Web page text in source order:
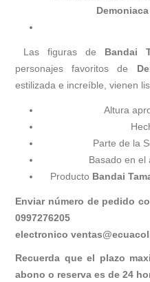
Las figuras de Bandai
personajes favoritos de
estilizada e increíble, vienen
Altura
Parte de la
Basado en el
Producto Bandai
Enviar número de pedido
electronico
Recuerda que el plazo
abono o reserva es de 24